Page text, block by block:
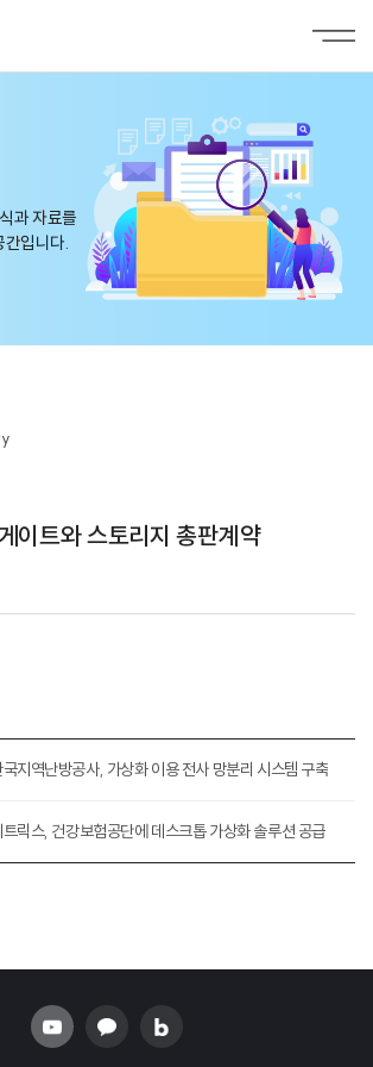
과 자료를
간입니다.
이트와 스토리지 총판계약
지역난방공사, 가상화 이용 전사 망분리 시스템 구축
트릭스, 건강보험공단에 데스크톱 가상화 솔루션 공급